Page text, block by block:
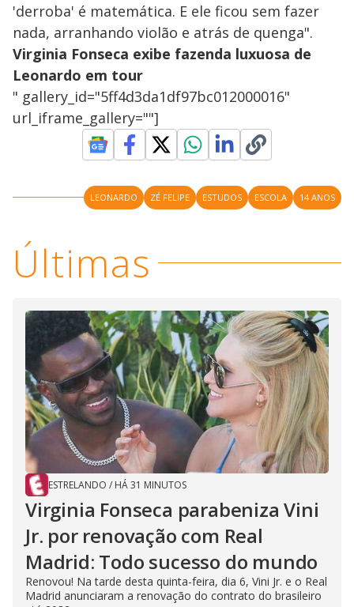
'derroba' é matemática. E ele ficou sem fazer
nada, arranhando violão e atrás de quenga".
Virginia Fonseca exibe fazenda luxuosa de
Leonardo em tour
" gallery_id="5ff4d3da1df97bc012000016"
url_iframe_gallery=""]
LEONARDO ZÉ FELIPE ESTUDOS ESCOLA 14 ANOS
Últimas
ESTRELANDO / HÁ 31 MINUTOS
Virginia Fonseca parabeniza Vini
Jr. por renovação com Real
Madrid: Todo sucesso do mundo
Renovou! Na tarde desta quinta-feira, dia 6, Vini Jr. e o Real
Madrid anunciaram a renovação do contrato do brasileiro